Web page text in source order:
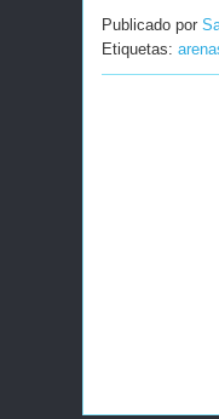
Publicado por
Etiquetas: